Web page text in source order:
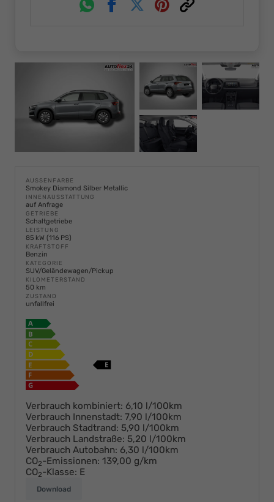
WhatsappFacebookTwitterPinterest
Link
AUSSENFARBE
Smokey Diamond Silber Metallic
INNENAUSSTATTUNG
auf Anfrage
GETRIEBE
Schaltgetriebe
LEISTUNG
85 kW (116 PS)
KRAFTSTOFF
Benzin
KATEGORIE
SUV/Geländewagen/Pickup
KILOMETERSTAND
50 km
ZUSTAND
unfallfrei
Verbrauch kombiniert: 6,10 l/100km
Verbrauch Innenstadt: 7,90 l/100km
Verbrauch Stadtrand: 5,90 l/100km
Verbrauch Landstraße: 5,20 l/100km
Verbrauch Autobahn: 6,30 l/100km
CO2-Emissionen: 139,00 g/km
CO2-Klasse: E
Download